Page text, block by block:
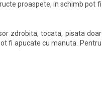
proaspete, in schimb pot fi
zdrobita, tocata, pisata doar
fi apucate cu manuta. Pentru